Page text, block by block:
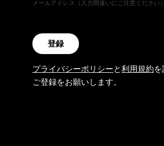
メールアドレス（入力間違いにご注意ください）
登録
プライバシーポリシーと利用規約
ご登録をお願いします。